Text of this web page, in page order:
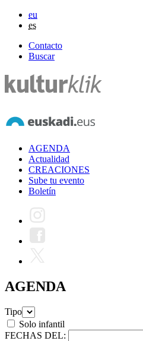
eu
es
Contacto
Buscar
AGENDA
Actualidad
CREACIONES
Sube tu evento
Boletín
AGENDA
Tipo
Solo infantil
FECHAS DEL: